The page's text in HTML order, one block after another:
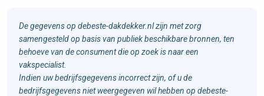
De gegevens op debeste-dakdekker.nl zijn met zorg
samengesteld op basis van publiek beschikbare bronnen, ten
behoeve van de consument die op zoek is naar een
vakspecialist.
Indien uw bedrijfsgegevens incorrect zijn, of u de
bedrijfsgegevens niet weergegeven wil hebben op debeste-